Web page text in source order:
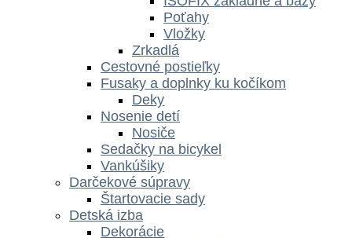
Poťahy
Vložky
Zrkadlá
Cestovné postieľky
Fusaky a doplnky ku kočíkom
Deky
Nosenie detí
Nosiče
Sedačky na bicykel
Vankúšiky
Darčekové súpravy
Štartovacie sady
Detská izba
Dekorácie